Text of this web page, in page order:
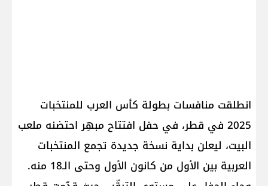
انطلقت منافسات بطولة كأس العرب للمنتخبات
2025 في قطر، في حفل افتتاح مبهِر احتضنه ملعب
البيت، ليعلن بداية نسخة جديدة تجمع المنتخبات
العربية بين الأول من كانون الأول وحتى الـ18 منه.